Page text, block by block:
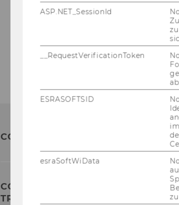
CONTACT
COMPETENCE CENTER FOR
TRANSFORMATION AND
ASP.NET_SessionId
__RequestVerificationToken
ESRASOFTSID
esraSoftWiData